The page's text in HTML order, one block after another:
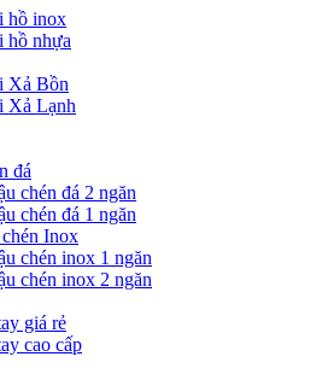
hồ inox
hồ nhựa
Xả Bồn
Xả Lạnh
đá
chén đá 2 ngăn
chén đá 1 ngăn
Inox
chén inox 1 ngăn
chén inox 2 ngăn
giá rẻ
cao cấp